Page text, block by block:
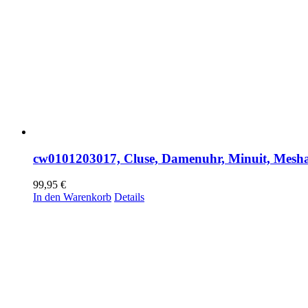
cw0101203017, Cluse, Damenuhr, Minuit,
99,95 €
In den Warenkorb Details